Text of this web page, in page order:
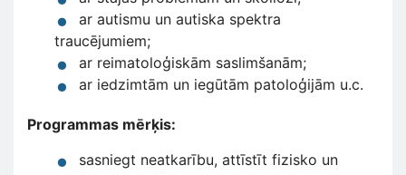
ar autismu un autiska spektra
traucējumiem;
ar reimatoloģiskām saslimšanām;
ar iedzimtām un iegūtām patoloģijām u.c.
Programmas mērķis:
sasniegt neatkarību, attīstīt fizisko un